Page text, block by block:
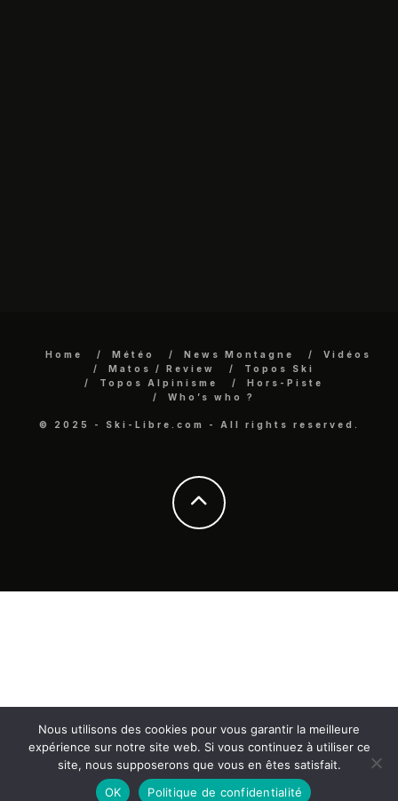
Home Météo News Montagne
Vidéos
Matos / Review
Topos Ski
Topos Alpinisme
Hors-Piste
Who’s who ?
© 2025 - Ski-Libre.com - All rights reserved.
Nous utilisons des cookies pour vous garantir la meilleure
expérience sur notre site web. Si vous continuez à utiliser ce
site, nous supposerons que vous en êtes satisfait.
OK
Politique de confidentialité